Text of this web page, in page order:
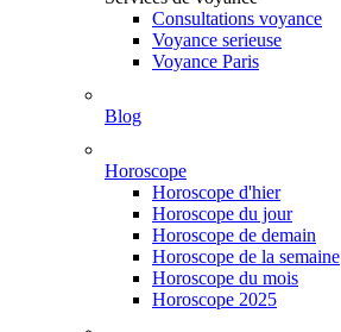
Consultations voyance
Voyance serieuse
Voyance Paris
Blog
Horoscope
Horoscope d'hier
Horoscope du jour
Horoscope de demain
Horoscope de la semaine
Horoscope du mois
Horoscope 2025